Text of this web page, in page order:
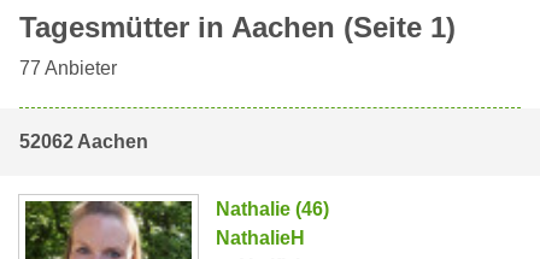
Tagesmütter in Aachen (Seite 1)
77 Anbieter
52062 Aachen
Nathalie (46)
NathalieH